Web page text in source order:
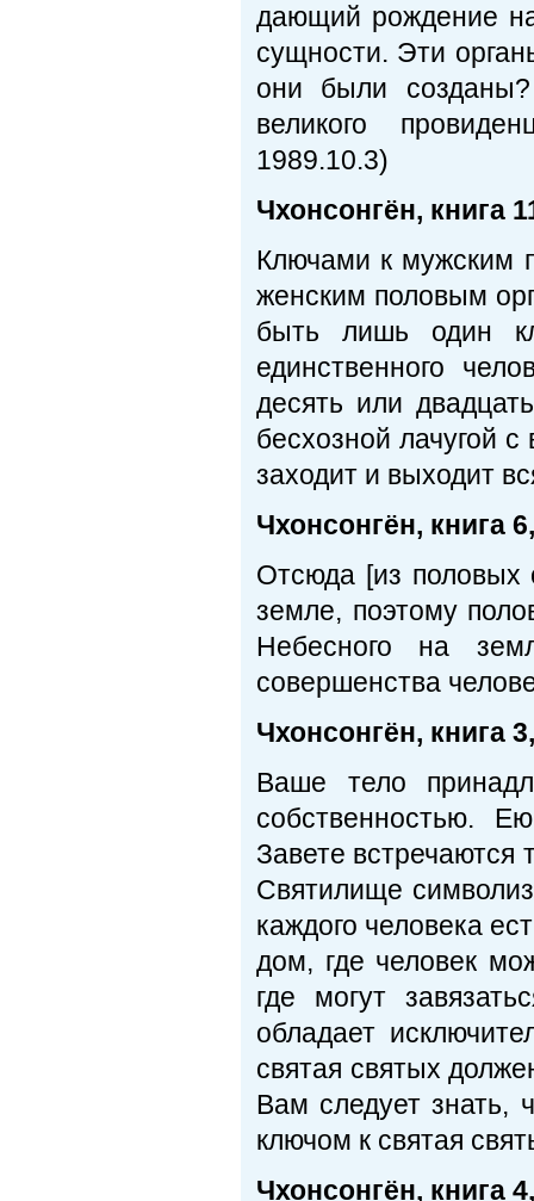
дающий рождение
сущности. Эти
они были
великого
1989.10.3)
Чхонсонгён, книга
Ключами к мужским
женским половым
быть лишь один
единственного
десять или
бесхозной лачугой
заходит и выходит
Чхонсонгён, книга
Отсюда [из половых
земле, поэтому
Небесного на
совершенства
Чхонсонгён, книга
Ваше тело
собственностью.
Завете встречаются
Святилище
каждого человека
дом, где человек
где могут
обладает
святая святых
Вам следует знать,
ключом к святая
Чхонсонгён, книга